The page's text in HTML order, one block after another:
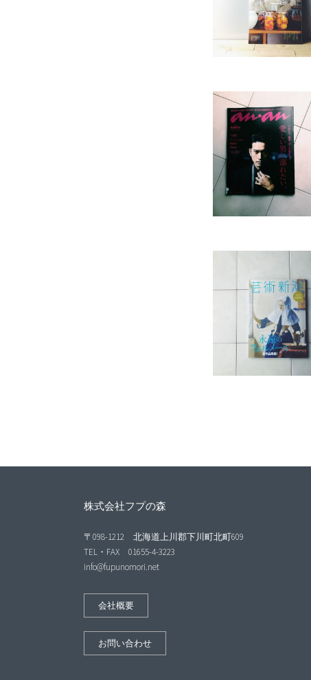
株式会社フプの森
〒098-1212 北海道上川郡下川町北町609
TEL・FAX 01655-4-3223
info@fupunomori.net
会社概要
お問い合わせ